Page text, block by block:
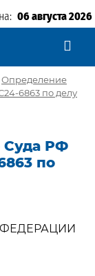
06 августа 2026
Определение
6863 по делу
Суда РФ
по